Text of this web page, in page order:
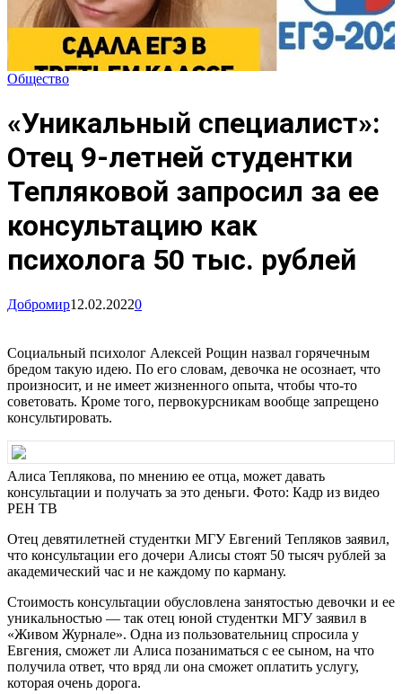
Общество
«Уникальный специалист»:
Отец 9-летней студентки
Тепляковой запросил за ее
консультацию как
психолога 50 тыс. рублей
Добромир12.02.20220
Социальный психолог Алексей Рощин назвал горячечным
бредом такую идею. По его словам, девочка не осознает, что
произносит, и не имеет жизненного опыта, чтобы что-то
советовать. Кроме того, первокурсникам вообще запрещено
консультировать.
Алиса Теплякова, по мнению ее отца, может давать
консультации и получать за это деньги. Фото: Кадр из видео
РЕН ТВ
Отец девятилетней студентки МГУ Евгений Тепляков заявил,
что консультации его дочери Алисы стоят 50 тысяч рублей за
академический час и не каждому по карману.
Стоимость консультации обусловлена занятостью девочки и ее
уникальностью — так отец юной студентки МГУ заявил в
«Живом Журнале». Одна из пользовательниц спросила у
Евгения, сможет ли Алиса позаниматься с ее сыном, на что
получила ответ, что вряд ли она сможет оплатить услугу,
которая очень дорога.